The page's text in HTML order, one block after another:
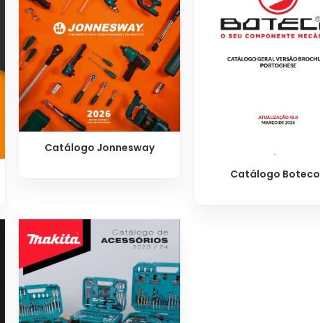
Catálogo Jonnesway
Catálogo Boteco